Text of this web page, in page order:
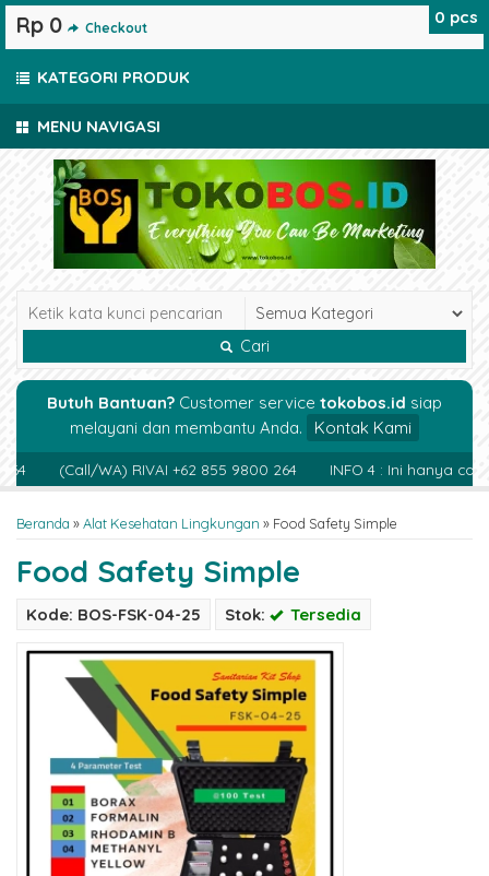
MENU NAVIGASI
Cari
Butuh Bantuan? Customer service tokobos.id siap
melayani dan membantu Anda.
Kontak Kami
(Call/WA) RIVAI +62 855 9800 264 INFO 4 : Ini hanya
Beranda »Alat Kesehatan Lingkungan » Food Safety Simple
Food Safety Simple
Kode: BOS-FSK-04-25 Stok: Tersedia
0 pcs
Rp 0 Checkout
KATEGORI PRODUK